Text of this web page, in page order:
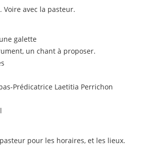
avec la pasteur.
galette
un chant à proposer.
Prédicatrice Laetitia Perrichon
pour les horaires, et les lieux.